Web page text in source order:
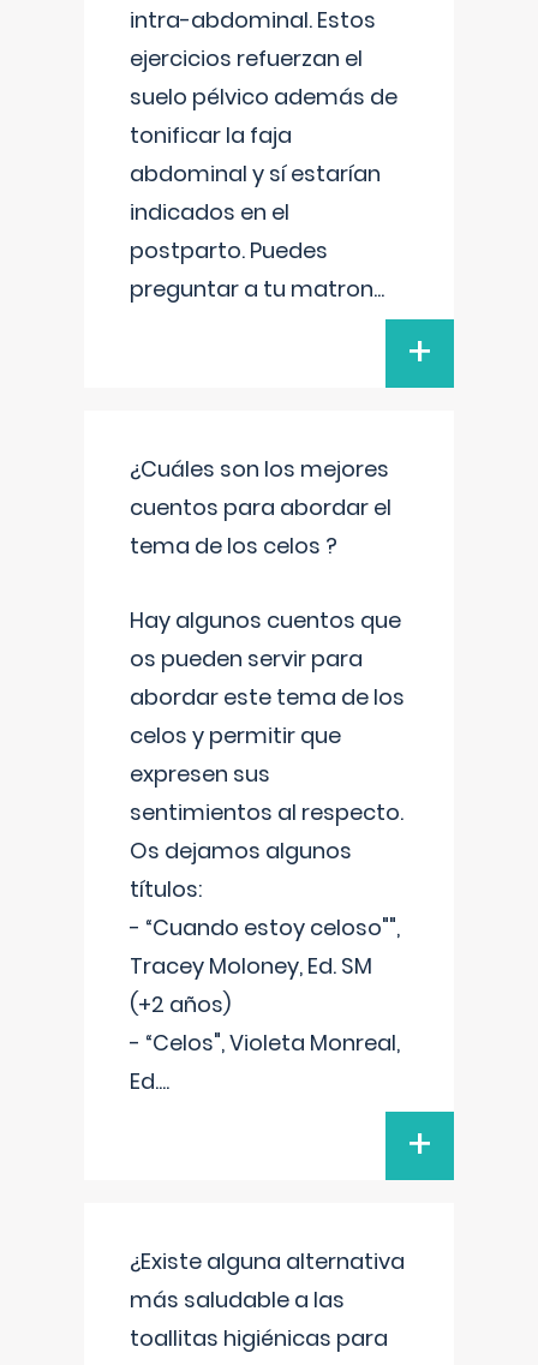
intra-abdominal. Estos
ejercicios refuerzan el
suelo pélvico además de
tonificar la faja
abdominal y sí estarían
indicados en el
postparto. Puedes
preguntar a tu matron...
+
¿Cuáles son los mejores
cuentos para abordar el
tema de los celos ?
Hay algunos cuentos que
os pueden servir para
abordar este tema de los
celos y permitir que
expresen sus
sentimientos al respecto.
Os dejamos algunos
títulos:
- “Cuando estoy celoso"",
Tracey Moloney, Ed. SM
(+2 años)
- “Celos", Violeta Monreal,
Ed....
+
¿Existe alguna alternativa
más saludable a las
toallitas higiénicas para